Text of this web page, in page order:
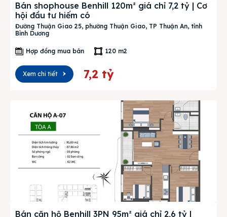
Bán shophouse Benhill 120m² giá chỉ 7,2 tỷ | Cơ
hội đầu tư hiếm có
Đường Thuận Giao 25, phường Thuận Giao, TP Thuận An, tỉnh
Bình Dương
Hợp đồng mua bán 120 m2
Xem chi tiết 7,2 tỷ
Bán căn hộ Benhill 3PN 95m² giá chỉ 2,6 tỷ |